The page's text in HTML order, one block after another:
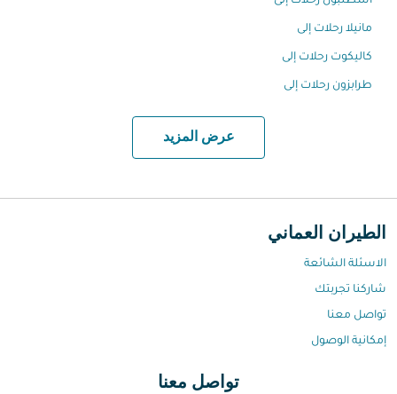
مانيلا رحلات إلى
كاليكوت رحلات إلى
طرابزون رحلات إلى
عرض المزيد
الطيران العماني
الاسئلة الشائعة
شاركنا تجربتك
تواصل معنا
إمكانية الوصول
تواصل معنا